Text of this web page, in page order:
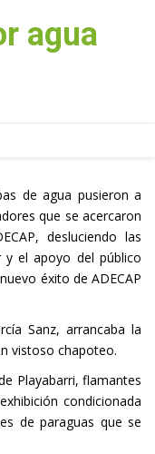
agua
de agua pusieron a
que se acercaron
desluciendo las
el apoyo del público
éxito de ADECAP
Sanz, arrancaba la
vistoso chapoteo.
Playabarri, flamantes
condicionada
de paraguas que se